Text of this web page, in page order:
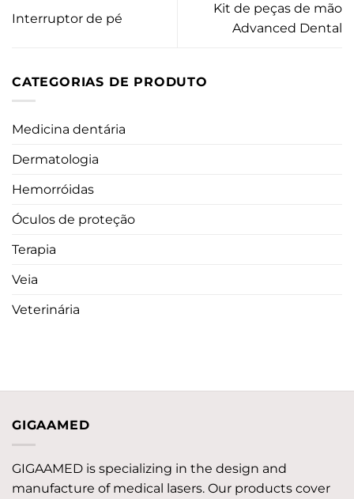
Interruptor de pé
Kit de peças de mão
Advanced Dental
CATEGORIAS DE PRODUTO
Medicina dentária
Dermatologia
Hemorróidas
Óculos de proteção
Terapia
Veia
Veterinária
GIGAAMED
GIGAAMED is specializing in the design and
manufacture of medical lasers. Our products cover